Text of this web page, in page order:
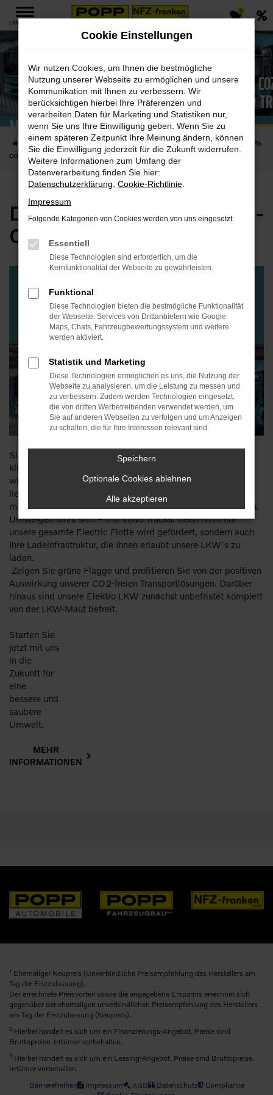
Zum
Hauptinhalt
springen
LKW MENÜ
0
Die Zukunft ist ELEKTRISCH - 0%
Volvo
Startseite LKW LKW-Deals & News
Die Zukunft ist ELEKTRISCH - 0%
CO2 mit Volvo Trucks
Die Zukunft ist elektrisch -
0% CO2
Sie wollen die Zukunft neugestalten und setzen auf
klimaneutrale Konzepte im Nutzfahrzeugbereich? Dann sind
wir Ihr richtiger Ansprechpartner und bieten Ihnen kurzfristig
lieferbare Elektro – LKW´s
mit einer staatlichen Förderung von 80% der Mehrausgaben.
Umsteigen lohnt sich – mit Volvo Trucks. Denn nicht nur
unsere gesamte Electric Flotte wird gefördert, sondern auch
Ihre Ladeinfrastruktur, die Ihnen erlaubt unsere LKW´s zu
laden.
Zeigen Sie grüne Flagge und profitieren Sie von der positiven
Auswirkung unserer CO2-freien Transportlösungen. Darüber
hinaus sind unsere Elektro LKW zunächst unbefristet komplett
von der LKW-Maut befreit.
Starten Sie
jetzt mit uns
in die
Zukunft für
eine
bessere und
saubere
Umwelt.
MEHR
INFORMATIONEN
1 Ehemaliger Neupreis (Unverbindliche Preisempfehlung des Herstellers am
Tag der Erstzulassung).
Der errechnete Preisvorteil sowie die angegebene Ersparnis errechnet sich
gegenüber der ehemaligen unverbindlichen Preisempfehlung des Herstellers
am Tag der Erstzulassung (Neupreis).
2 Hierbei handelt es sich um ein Finanzierungs-Angebot. Preise sind
Bruttopreise. Irrtümer vorbehalten.
3 Hierbei handelt es sich um ein Leasing-Angebot. Preise sind Bruttopreise.
Irrtümer vorbehalten.
Barrierefreiheit
Impressum AGB Datenschutz
Compliance
Cookie Einstellungen
Wir nutzen Cookies, um Ihnen die bestmögliche
Nutzung unserer Webseite zu ermöglichen und unsere
Kommunikation mit Ihnen zu verbessern. Wir
berücksichtigen hierbei Ihre Präferenzen und
verarbeiten Daten für Marketing und Statistiken nur,
wenn Sie uns Ihre Einwilligung geben. Wenn Sie zu
einem späteren Zeitpunkt Ihre Meinung ändern, können
Sie die Einwilligung jederzeit für die Zukunft widerrufen.
Weitere Informationen zum Umfang der
Datenverarbeitung finden Sie hier:
Datenschutzerklärung Cookie-Richtlinie
Impressum
Folgende Kategorien von Cookies werden von uns eingesetzt:
Essentiell
Diese Technologien sind erforderlich, um die
Kernfunktionalität der Webseite zu gewährleisten.
Funktional
Diese Technologien bieten die bestmögliche Funktionalität
der Webseite. Services von Drittanbietern wie Google
Maps, Chats, Fahrzeugbewertungssystem und weitere
werden aktiviert.
Statistik und Marketing
Diese Technologien ermöglichen es uns, die Nutzung der
Webseite zu analysieren, um die Leistung zu messen und
zu verbessern. Zudem werden Technologien eingesetzt,
die von dritten Werbetreibenden verwendet werden, um
Sie auf anderen Webseiten zu verfolgen und um Anzeigen
zu schalten, die für Ihre Interessen relevant sind.
Speichern
Optionale Cookies ablehnen
Alle akzeptieren